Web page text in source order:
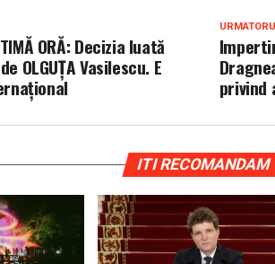
privind
ORĂ: Decizia luată
OLGUȚA Vasilescu. E
ITI RECOMANDAM